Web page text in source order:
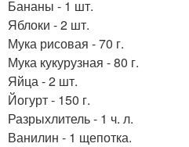
Бананы - 1 шт.
Яблоки - 2 шт.
Мука рисовая - 70 г.
Мука кукурузная - 80 г.
Яйца - 2 шт.
Йогурт - 150 г.
Разрыхлитель - 1 ч. л.
Ванилин - 1 щепотка.